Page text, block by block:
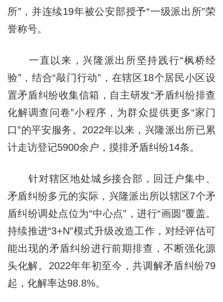
所”，并连续19年被公安部授予“一级派出所”荣
誉称号。
一直以来，兴隆派出所坚持践行“枫桥经
验”，结合“敲门行动”，在辖区18个居民小区设
置矛盾纠纷收集信箱，自主研发“矛盾纠纷排查
化解调查问卷”小程序，为群众提供更多“家门
口”的平安服务。2022年以来，兴隆派出所已累
计走访登记5900余户，摸排矛盾纠纷14条。
针对辖区地处城乡接合部，回迁户集中、
矛盾纠纷多元的实际，兴隆派出所以辖区7个矛
盾纠纷调处点位为“中心点”，进行“画圆”覆盖。
持续推进“3+N”模式升级改造工作，对经评估可
能出现的矛盾纠纷进行前期排查，不断强化源
头化解。2022年年初至今，共调解矛盾纠纷79
起，化解率达98.8%。